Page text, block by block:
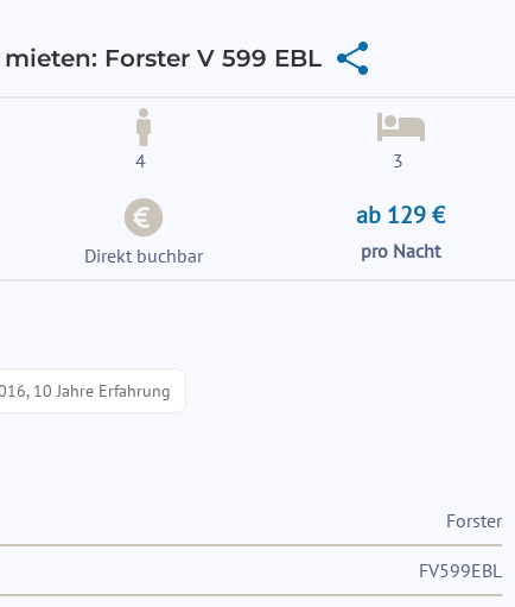
Forster V 599 EBL
4 3
Direkt buchbar
ab 129 €
pro Nacht
10 Jahre Erfahrung
Forster
FV599EBL